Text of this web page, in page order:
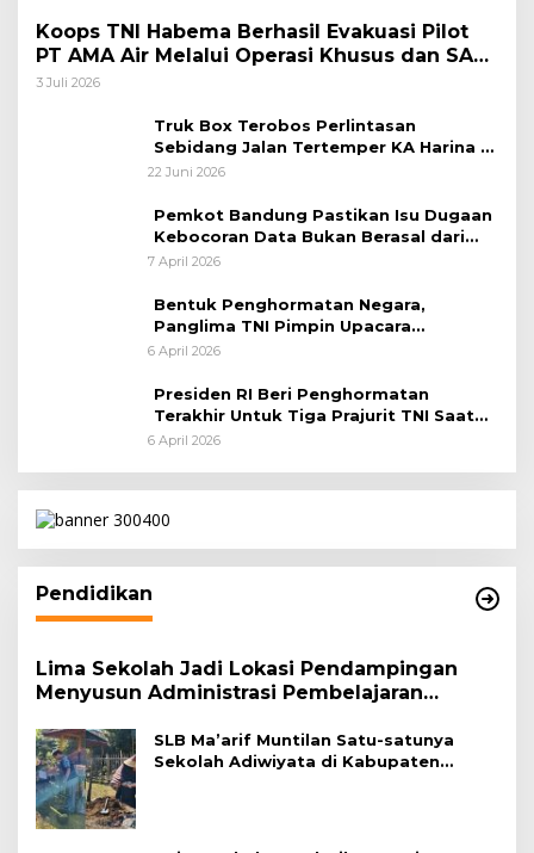
Koops TNI Habema Berhasil Evakuasi Pilot
PT AMA Air Melalui Operasi Khusus dan SAR
Taktis
3 Juli 2026
Truk Box Terobos Perlintasan
Sebidang Jalan Tertemper KA Harina di
Jalan Stasiun Poncol-Jrakah Semarang
22 Juni 2026
Pemkot Bandung Pastikan Isu Dugaan
Kebocoran Data Bukan Berasal dari
Server Disdukcapil
7 April 2026
Bentuk Penghormatan Negara,
Panglima TNI Pimpin Upacara
Pemakaman Militer
6 April 2026
Presiden RI Beri Penghormatan
Terakhir Untuk Tiga Prajurit TNI Saat
Persemayaman di Bandara Soekarno-
6 April 2026
Pendidikan
Lima Sekolah Jadi Lokasi Pendampingan
Menyusun Administrasi Pembelajaran
SLB Ma’arif Muntilan Satu-satunya
Sekolah Adiwiyata di Kabupaten